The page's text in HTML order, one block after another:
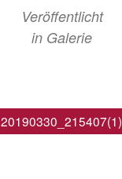
Veröffentlicht
in Galerie
20190330_215407(1)